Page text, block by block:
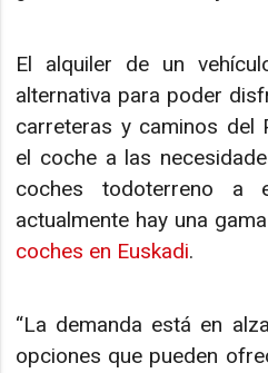
El alquiler de un
alternativa para poder
carreteras y caminos del
el coche a las
coches todoterreno a
actualmente hay una
coches en Euskadi.
“La demanda está en
opciones que pueden